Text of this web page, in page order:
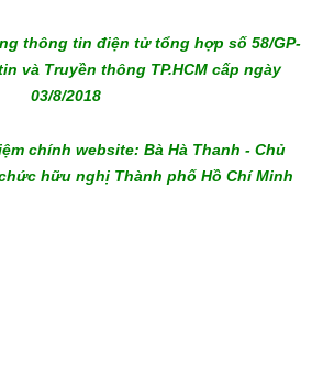
thông tin điện tử tổng hợp số 58/GP-
và Truyền thông TP.HCM cấp ngày
03/8/2018
chính website: Bà Hà Thanh - Chủ
hữu nghị Thành phố Hồ Chí Minh